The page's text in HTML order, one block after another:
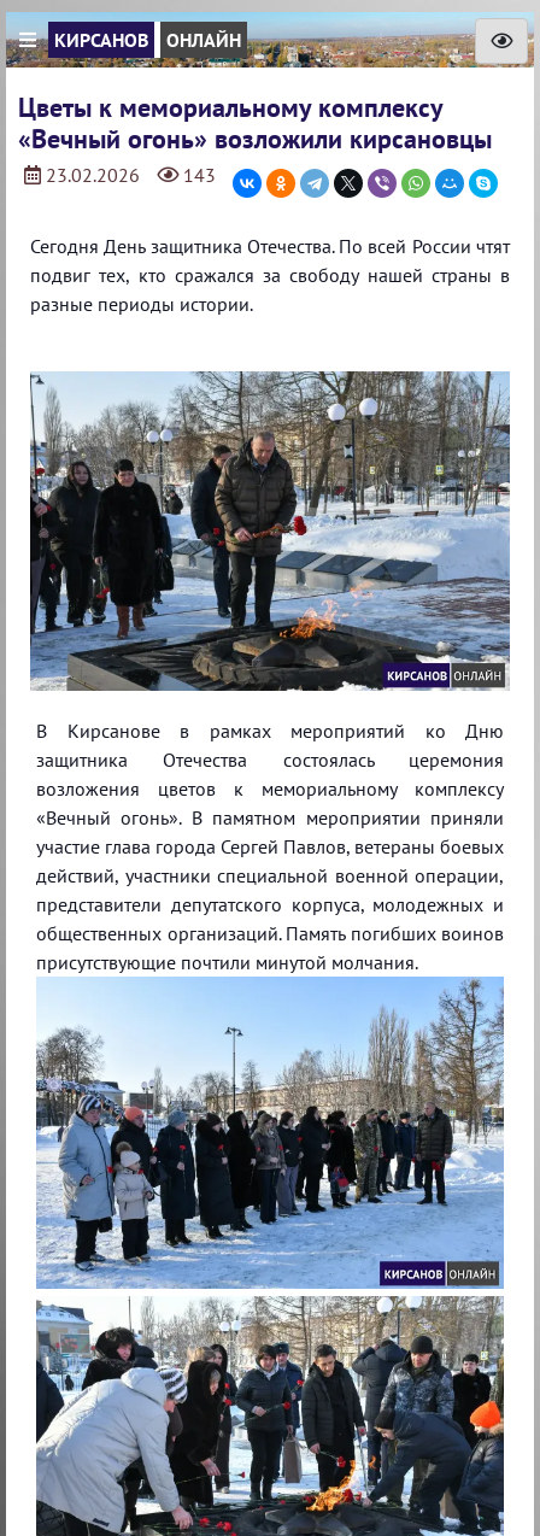
КИРСАНОВ ОНЛАЙН
Цветы к мемориальному комплексу
«Вечный огонь» возложили кирсановцы
23.02.2026 143
Сегодня День защитника Отечества. По всей России чтят
подвиг тех, кто сражался за свободу нашей страны в
разные периоды истории.
В Кирсанове в рамках мероприятий ко Дню
защитника Отечества состоялась церемония
возложения цветов к мемориальному комплексу
«Вечный огонь». В памятном мероприятии приняли
участие глава города Сергей Павлов, ветераны боевых
действий, участники специальной военной операции,
представители депутатского корпуса, молодежных и
общественных организаций. Память погибших воинов
присутствующие почтили минутой молчания.